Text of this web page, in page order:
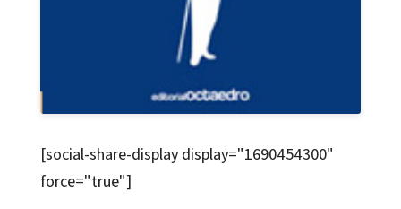
[social-share-display display="1690454300"
force="true"]